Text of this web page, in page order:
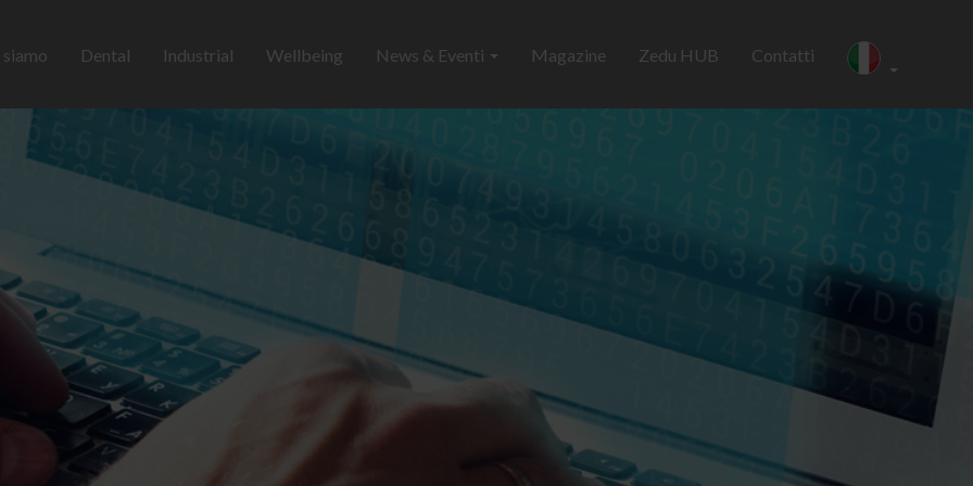
siamo Dental Industrial Wellbeing News & Eventi Magazine Zedu HUB Contatti